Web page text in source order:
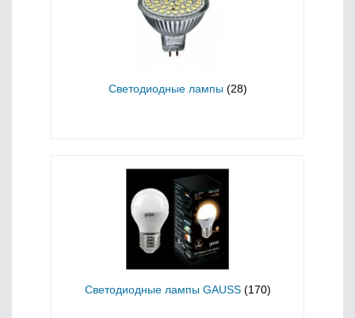
Светодиодные лампы (28)
Светодиодные лампы GAUSS (170)